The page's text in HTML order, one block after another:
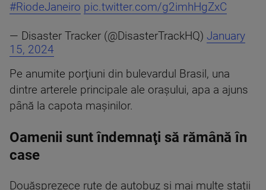
#RiodeJaneiro pic.twitter.com/g2imhHgZxC
— Disaster Tracker (@DisasterTrackHQ) January
15, 2024
Pe anumite porţiuni din bulevardul Brasil, una
dintre arterele principale ale oraşului, apa a ajuns
până la capota maşinilor.
Oamenii sunt îndemnaţi să rămână în
case
Douăsprezece rute de autobuz şi mai multe staţii